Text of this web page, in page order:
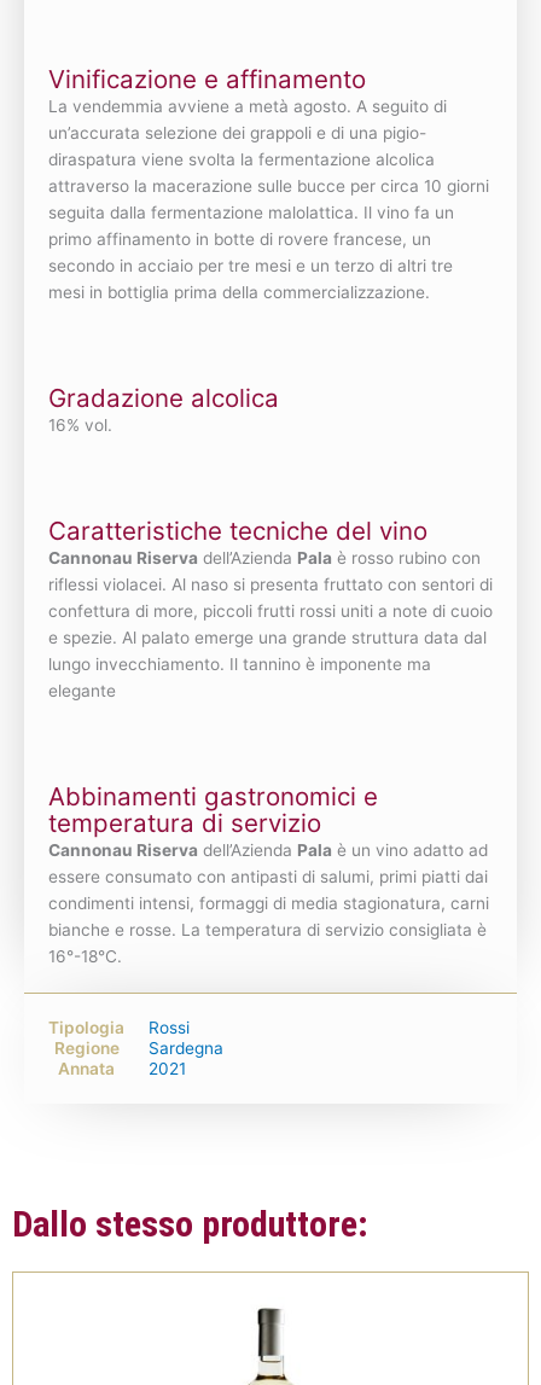
Vinificazione e affinamento
La vendemmia avviene a metà agosto. A seguito di
un’accurata selezione dei grappoli e di una pigio-
diraspatura viene svolta la fermentazione alcolica
attraverso la macerazione sulle bucce per circa 10 giorni
seguita dalla fermentazione malolattica. Il vino fa un
primo affinamento in botte di rovere francese, un
secondo in acciaio per tre mesi e un terzo di altri tre
mesi in bottiglia prima della commercializzazione.
Gradazione alcolica
16% vol.
Caratteristiche tecniche del vino
Cannonau Riserva dell’Azienda Pala è rosso rubino con
riflessi violacei. Al naso si presenta fruttato con sentori di
confettura di more, piccoli frutti rossi uniti a note di cuoio
e spezie. Al palato emerge una grande struttura data dal
lungo invecchiamento. Il tannino è imponente ma
elegante
Abbinamenti gastronomici e
temperatura di servizio
Cannonau Riserva dell’Azienda Pala è un vino adatto ad
essere consumato con antipasti di salumi, primi piatti dai
condimenti intensi, formaggi di media stagionatura, carni
bianche e rosse. La temperatura di servizio consigliata è
16°-18°C.
Tipologia
Rossi
Regione
Sardegna
Annata
2021
Dallo stesso produttore: